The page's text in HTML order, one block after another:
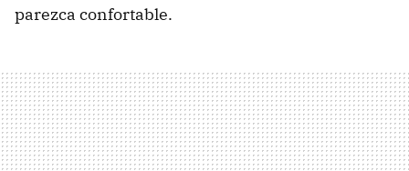
parezca confortable.